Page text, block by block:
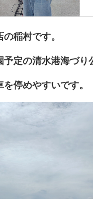
稲村です。
定の清水港海づり
停めやすいです。